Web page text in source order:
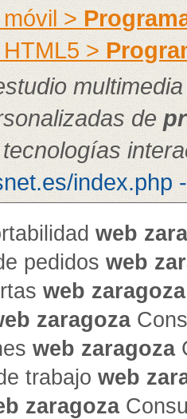
>
>
de
index.php
web
pedidos web
web zaragoza
zaragoza
web zaragoza
trabajo web
zaragoza